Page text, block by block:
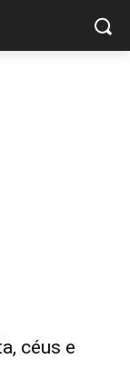
céus e